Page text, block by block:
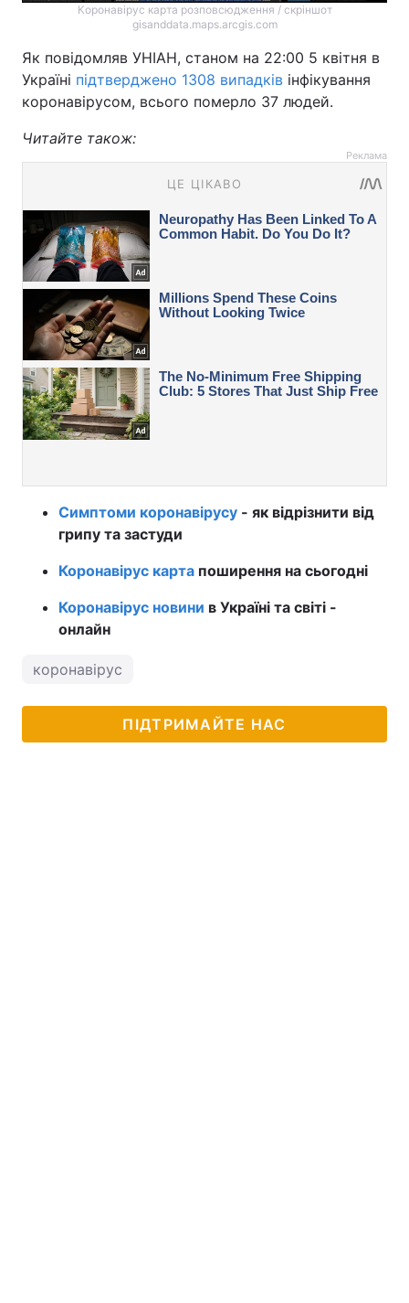
Коронавірус карта розповсюдження / скріншот
gisanddata.maps.arcgis.com
Як повідомляв УНІАН, станом на 22:00 5 квітня в
Україні підтверджено 1308 випадків інфікування
коронавірусом, всього померло 37 людей.
Читайте також:
Реклама
Симптоми коронавірусу - як відрізнити від
грипу та застуди
Коронавірус карта поширення на сьогодні
Коронавірус новини в Україні та світі -
онлайн
коронавірус
ПІДТРИМАЙТЕ НАС